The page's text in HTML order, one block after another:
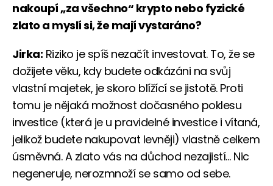
nakoupí „za všechno“ krypto nebo fyzické
zlato a myslí si, že mají vystaráno?
Jirka: Riziko je spíš nezačít investovat. To, že se
dožijete věku, kdy budete odkázáni na svůj
vlastní majetek, je skoro blížící se jistotě. Proti
tomu je nějaká možnost dočasného poklesu
investice (která je u pravidelné investice i vítaná,
jelikož budete nakupovat levněji) vlastně celkem
úsměvná. A zlato vás na důchod nezajistí… Nic
negeneruje, nerozmnoží se samo od sebe.